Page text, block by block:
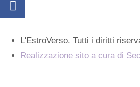
L'EstroVerso. Tutti i diritti
Realizzazione sito a cura di